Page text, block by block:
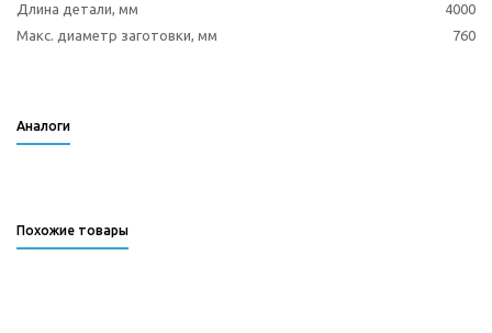
Длина детали, мм
4000
Макс. диаметр заготовки, мм
760
Аналоги
Похожие товары